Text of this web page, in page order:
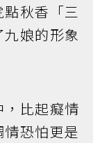
秋香「三
娘的形象
比起癡情
恐怕更是